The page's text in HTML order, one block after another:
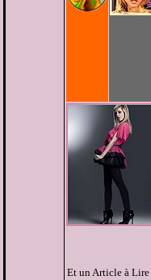
Et un Article à Lire